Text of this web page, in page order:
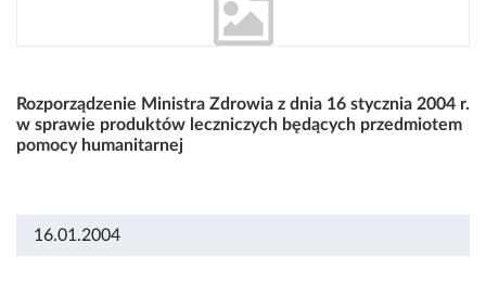
Rozporządzenie Ministra Zdrowia z dnia 16 stycznia 2004 r.
w sprawie produktów leczniczych będących przedmiotem
pomocy humanitarnej
16.01.2004